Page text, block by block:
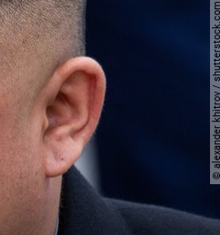
© alexander khitrov / shutterstock.com